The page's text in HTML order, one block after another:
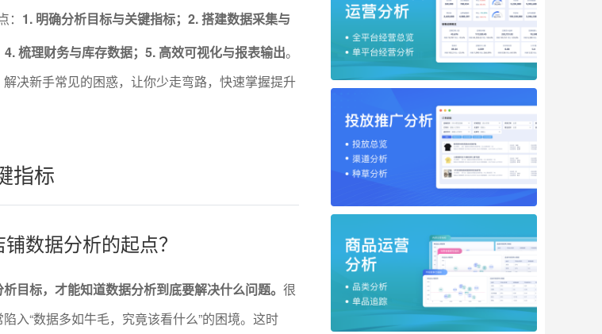
1. 明确分析目标与关键指标；2. 搭建数据采集与
梳理财务与库存数据；5. 高效可视化与报表输出。
决新手常见的困惑，让你少走弯路，快速掌握提升
指标
数据分析的起点？
目标，才能知道数据分析到底要解决什么问题。 很
入“数据多如牛毛，究竟该看什么”的困境。这时